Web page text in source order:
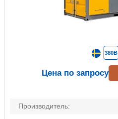
Производитель:
380В
Цена по запросу